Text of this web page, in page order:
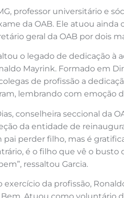
professor universitário e
da OAB. Ele atuou
geral da OAB por dois
o legado de dedicação à
Mayrink. Formado em
de profissão a
lembrando com emoção
conselheira seccional da
da entidade de
perder filho, mas é
é o filho que vê o busto
ressaltou Garcia.
da profissão,